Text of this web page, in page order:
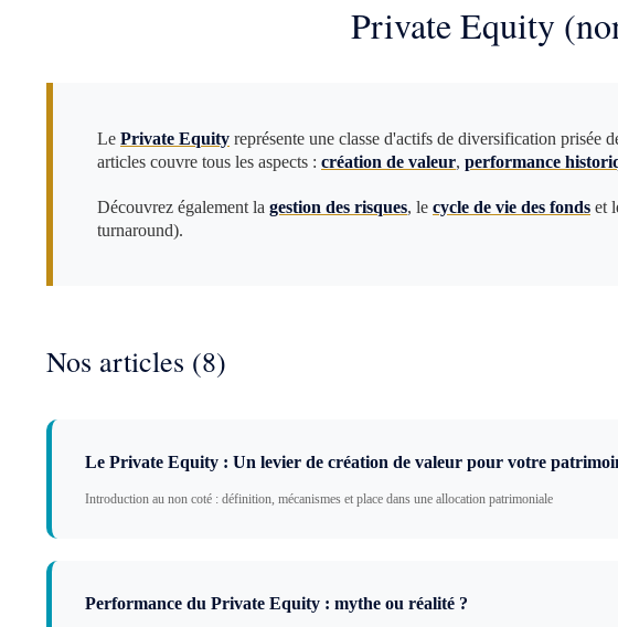
Private Equity
Le Private Equity représente une classe d'actifs de diversification prisée
articles couvre tous les aspects : création de valeur, performance
Découvrez également la gestion des risques, le cycle de vie des fonds et
turnaround).
Nos articles (8)
Le Private Equity : Un levier de création de valeur pour votre
Introduction au non coté : définition, mécanismes et place dans une allocation patrimoniale
Performance du Private Equity : mythe ou réalité ?